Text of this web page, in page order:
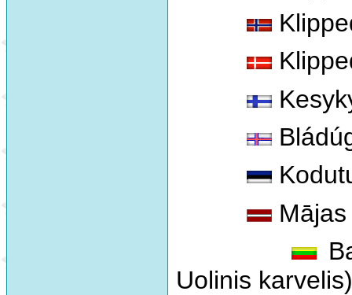
Uolinis karvelis)